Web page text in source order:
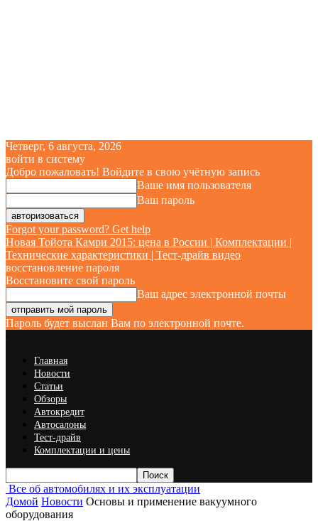
Четверг, 6 августа, 2026
войти в систему
Добро пожаловать! Войдите в свою учётную запись
Ваше имя пользователя
Ваш пароль
Forgot your password? Get help
Новая Тойота Камри 2015: цена в России | Комплектации |
Технические характеристики | Тест-драйв видео
восстановление пароля
Восстановите свой пароль
Ваш адрес электронной почты
Пароль будет выслан Вам по электронной почте.
Главная
Новости
Статьи
Обзоры
Автокредит
Автосалоны
Тест-драйв
Комплектации и цены
Все об автомобилях и их эксплуатации
Домой Новости Основы и применение вакуумного
оборудования